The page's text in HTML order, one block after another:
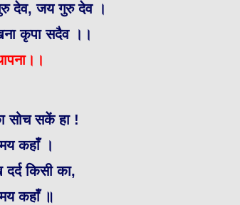
देव, जय गुरु देव ।
कृपा सदैव ।।
सोच सकें हा !
कहाँ ।
किसी का,
कहाँ ॥